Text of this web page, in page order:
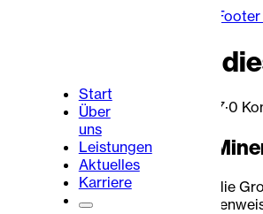
Zum
Start
Über
uns
Leistungen
Aktuelles
Karriere
Steuer auf
Lukas Urbaum 24. Juli 2017·0
Die Erhöhung der
Im Maßnahmenpaket, das die
Cent. Danach steigt er